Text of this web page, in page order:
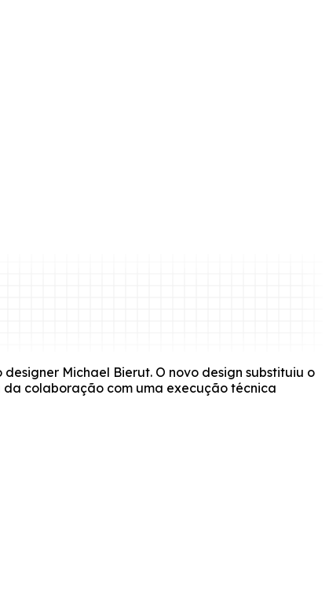
Michael Bierut. O novo design substituiu o
colaboração com uma execução técnica